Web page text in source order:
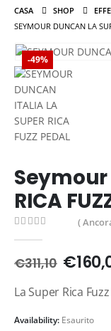
CASA SHOP
SEYMOUR DUNCAN LA
-49%
Seymour
RICA
(
€311,10 €
La Super Rica
Availability: Esaurito